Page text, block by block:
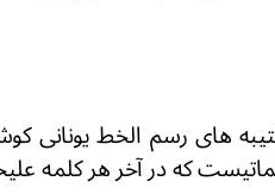
های رسم الخطیونانی
که در آخر هر کلمه